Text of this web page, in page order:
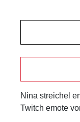
Nina streichel
Twitch emote